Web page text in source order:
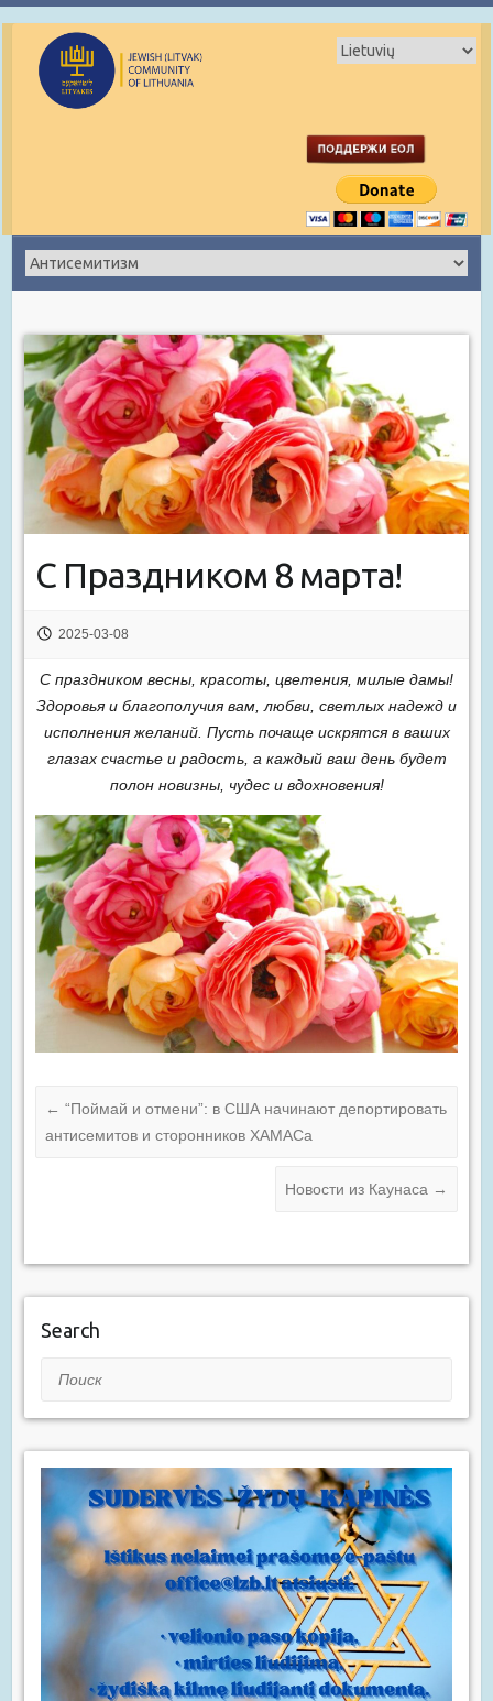
С Праздником 8 марта!
2025-03-08
С праздником весны, красоты, цветения, милые дамы!
Здоровья и благополучия вам, любви, светлых надежд и
исполнения желаний. Пусть почаще искрятся в ваших
глазах счастье и радость, а каждый ваш день будет
полон новизны, чудес и вдохновения!
← “Поймай и отмени”: в США начинают депортировать
антисемитов и сторонников ХАМАСа
Новости из Каунаса →
Search
Поиск